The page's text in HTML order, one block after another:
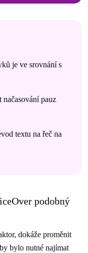
je ve srovnání s
načasování pauz
textu na řeč na
podobný
dokáže proměnit
bylo nutné najímat